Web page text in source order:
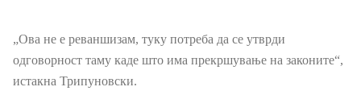
Извештаи
„Ова не е реваншизам, туку потреба да се утврди
одговорност таму каде што има прекршување на законите“,
истакна Трипуновски.